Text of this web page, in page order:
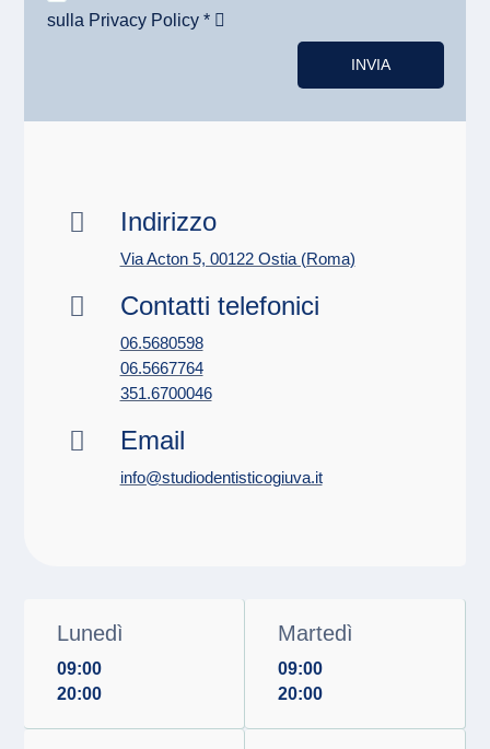
sulla Privacy Policy *
INVIA
 Indirizzo
Via Acton 5, 00122 Ostia (Roma)
 Contatti telefonici
06.5680598
06.5667764
351.6700046
 Email
info@studiodentisticogiuva.it
Lunedì
09:00
20:00
Martedì
09:00
20:00